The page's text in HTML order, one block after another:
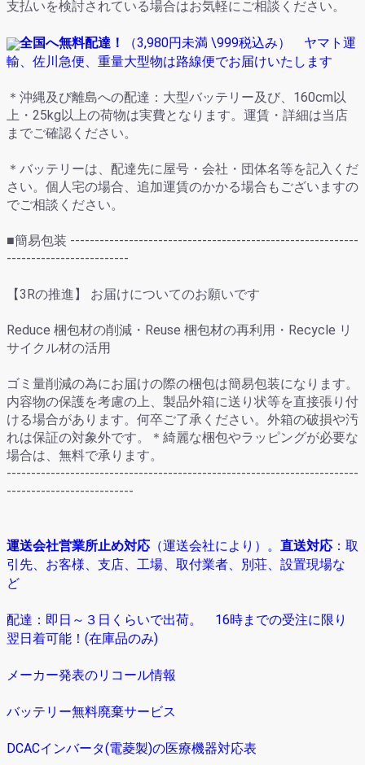
支払いを検討されている場合はお気軽にご相談ください。
全国へ無料配達！ （3,980円未満 \999税込み） ヤマト運
輸、佐川急便、重量大型物は路線便でお届けいたします
＊沖縄及び離島への配達：大型バッテリー及び、160cm以
上・25kg以上の荷物は実費となります。運賃・詳細は当店
までご確認ください。
＊バッテリーは、配達先に屋号・会社・団体名等を記入くだ
さい。個人宅の場合、追加運賃のかかる場合もございますの
でご相談ください。
■簡易包装 -----------------------------------------------------------
-------------------------
【3Rの推進】 お届けについてのお願いです
Reduce 梱包材の削減・Reuse 梱包材の再利用・Recycle リ
サイクル材の活用
ゴミ量削減の為にお届けの際の梱包は簡易包装になります。
内容物の保護を考慮の上、製品外箱に送り状等を直接張り付
ける場合があります。何卒ご了承ください。外箱の破損や汚
れは保証の対象外です。＊綺麗な梱包やラッピングが必要な
場合は、無料で承ります。
------------------------------------------------------------------------
--------------------------
運送会社営業所止め対応 （運送会社により） 。 直送対応 ：取
引先、お客様、支店、工場、取付業者、別荘、設置現場な
ど
配達：即日～３日くらいで出荷。 16時までの受注に限り
翌日着可能！(在庫品のみ)
メーカー発表のリコール情報
バッテリー無料廃棄サービス
DCACインバータ(電菱製)の医療機器対応表